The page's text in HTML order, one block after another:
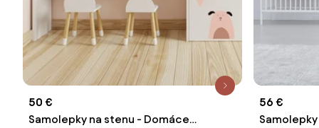
50 €
Samolepky na stenu - Domáce
56 €